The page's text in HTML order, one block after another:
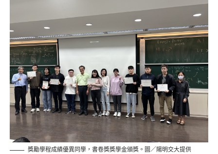
獎勵學程成績優異同學，書卷獎獎學金頒獎。圖／陽明交大提供